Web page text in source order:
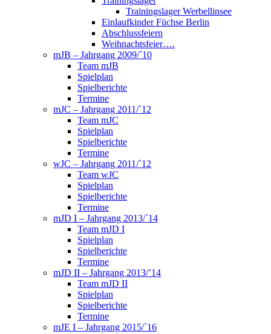
Trainingslager Werbellinsee
Einlaufkinder Füchse Berlin
Abschlussfeiern
Weihnachtsfeier….
mJB – Jahrgang 2009/`10
Team mJB
Spielplan
Spielberichte
Termine
mJC – Jahrgang 2011/`12
Team mJC
Spielplan
Spielberichte
Termine
wJC – Jahrgang 2011/`12
Team wJC
Spielplan
Spielberichte
Termine
mJD I – Jahrgang 2013/`14
Team mJD I
Spielplan
Spielberichte
Termine
mJD II – Jahrgang 2013/’14
Team mJD II
Spielplan
Spielberichte
Termine
mJE I – Jahrgang 2015/`16